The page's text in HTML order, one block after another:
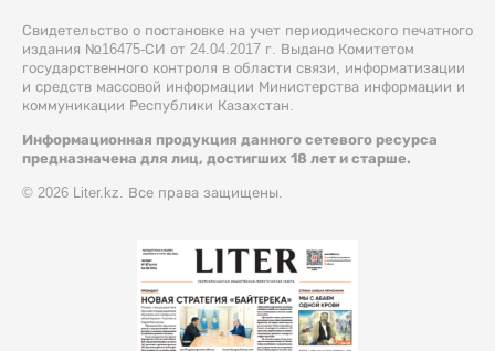
Свидетельство о постановке на учет периодического печатного
издания №16475-СИ от 24.04.2017 г. Выдано Комитетом
государственного контроля в области связи, информатизации
и средств массовой информации Министерства информации и
коммуникации Республики Казахстан.
Информационная продукция данного сетевого ресурса
предназначена для лиц, достигших 18 лет и старше.
© 2026 Liter.kz. Все права защищены.